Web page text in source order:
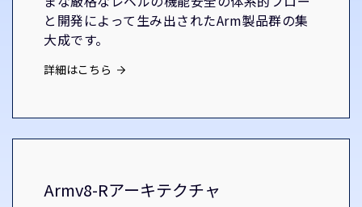
と開発によって生み出されたArm製品群の集
大成です。
詳細はこちら
Armv8-Rアーキテクチャ